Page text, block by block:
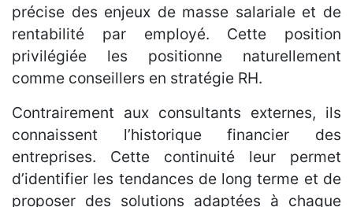
précise des enjeux de masse salariale et de
rentabilité par employé. Cette position
privilégiée les positionne naturellement
comme conseillers en stratégie RH.
Contrairement aux consultants externes, ils
connaissent l’historique financier des
entreprises. Cette continuité leur permet
d’identifier les tendances de long terme et de
proposer des solutions adaptées à chaque